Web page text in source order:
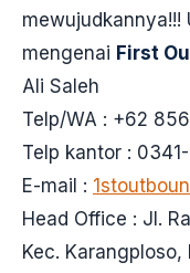
mengenai First
Ali Saleh
Telp/WA : +62
Telp kantor :
E-mail :
Head Office : Jl.
Kec.